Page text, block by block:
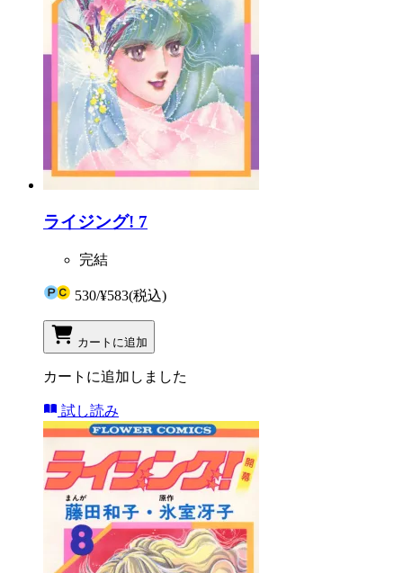
ライジング! 7
完結
530/¥583(税込)
カートに追加
カートに追加しました
試し読み